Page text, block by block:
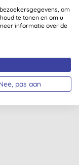
PALMOLIEVRIJ
om
te tonen en om u
informatie over de
pas aan